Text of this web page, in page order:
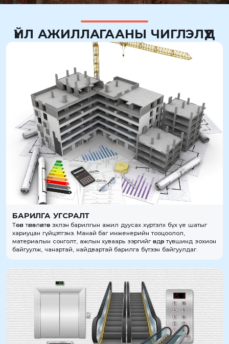
ҮЙЛ АЖИЛЛАГААНЫ ЧИГЛЭЛҮҮД
БАРИЛГА УГСРАЛТ
Төсөл төлөвлөлтөөс эхлэн барилгын ажил дуусах хүртэлх бүх үе шатыг
хариуцан гүйцэтгэнэ. Манай баг инженерийн тооцоолол,
материалын сонголт, ажлын хуваарь зэргийг өндөр түвшинд зохион
байгуулж, чанартай, найдвартай барилга бүтээн байгуулдаг.